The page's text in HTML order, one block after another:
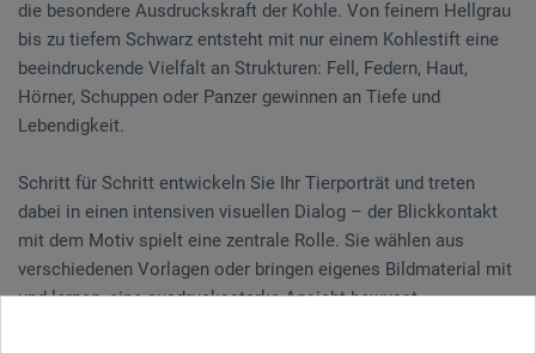
die besondere Ausdruckskraft der Kohle. Von feinem Hellgrau
bis zu tiefem Schwarz entsteht mit nur einem Kohlestift eine
beeindruckende Vielfalt an Strukturen: Fell, Federn, Haut,
Hörner, Schuppen oder Panzer gewinnen an Tiefe und
Lebendigkeit.
Schritt für Schritt entwickeln Sie Ihr Tierporträt und treten
dabei in einen intensiven visuellen Dialog – der Blickkontakt
mit dem Motiv spielt eine zentrale Rolle. Sie wählen aus
verschiedenen Vorlagen oder bringen eigenes Bildmaterial mit
und lernen, eine ausdrucksstarke Ansicht bewusst